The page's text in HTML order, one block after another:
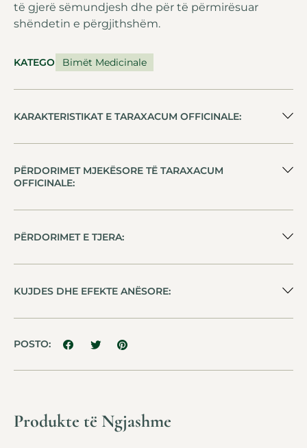
të gjerë sëmundjesh dhe për të përmirësuar
shëndetin e përgjithshëm.
KATEGORIABimët Medicinale
KARAKTERISTIKAT E TARAXACUM OFFICINALE:
PËRDORIMET MJEKËSORE TË TARAXACUM
OFFICINALE:
PËRDORIMET E TJERA:
KUJDES DHE EFEKTE ANËSORE:
POSTO:
Produkte të Ngjashme